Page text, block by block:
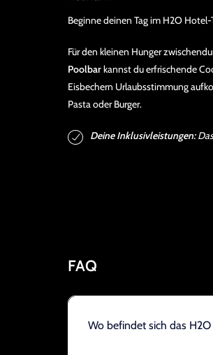
Beginne deinen Tag im H2O
Für den kleinen Hunger
Poolbarkannst du erfrischende
Eisbechern Urlaubsstimmung
Pasta oder Burger.
Deine Inklusivleistungen:
FAQ
Wo befindet sich das